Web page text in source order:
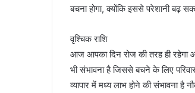
बचना होगा, क्योंकि इससे परेशानी बढ़
वृश्चिक राशि
आज आपका दिन रोज की तरह ही रहेगा
भी संभावना है जिससे बचने के लिए
व्यापार में मध्य लाभ होने की संभावना